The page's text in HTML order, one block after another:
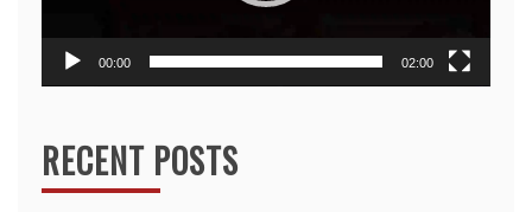
00:00 02:00
RECENT POSTS